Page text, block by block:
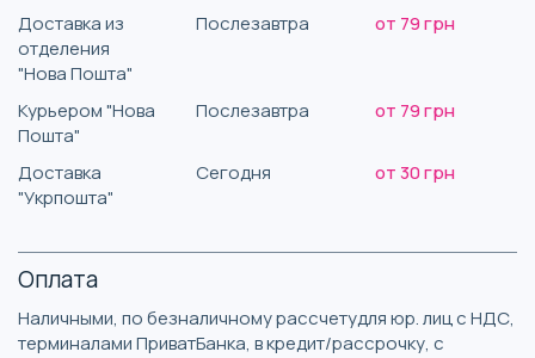
Доставка из
отделения
"Нова Пошта"
Послезавтра от 79 грн
Курьером "Нова
Пошта"
Послезавтра от 79 грн
Доставка
"Укрпошта"
Сегодня от 30 грн
Оплата
Наличными, по безналичному рассчетудля юр. лиц с НДС,
терминалами ПриватБанка, в кредит/рассрочку, с